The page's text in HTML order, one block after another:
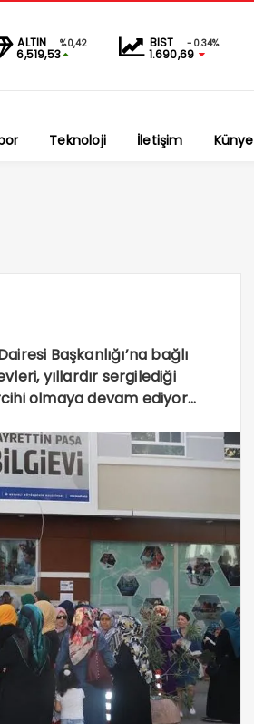
ALTIN %0,42
6,519,53
BIST -0.34%
1.690,69
Teknoloji İletişim Künye
Başkanlığı’na bağlı
yıllardır sergilediği
olmaya devam ediyor…